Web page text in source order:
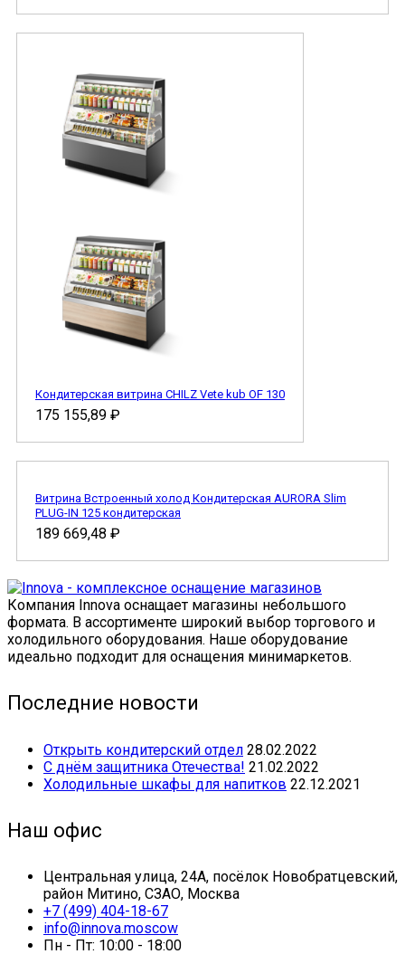
Кондитерская витрина CHILZ Vete kub OF 130
175 155,89 ₽
Витрина Встроенный холод Кондитерская AURORA Slim
PLUG-IN 125 кондитерская
189 669,48 ₽
Компания Innova оснащает магазины небольшого
формата. В ассортименте широкий выбор торгового и
холодильного оборудования. Наше оборудование
идеально подходит для оснащения минимаркетов.
Последние новости
Открыть кондитерский отдел 28.02.2022
С днём защитника Отечества! 21.02.2022
Холодильные шкафы для напитков 22.12.2021
Наш офис
Центральная улица, 24А, посёлок Новобратцевский,
район Митино, СЗАО, Москва
+7 (499) 404-18-67
info@innova.moscow
Пн - Пт: 10:00 - 18:00